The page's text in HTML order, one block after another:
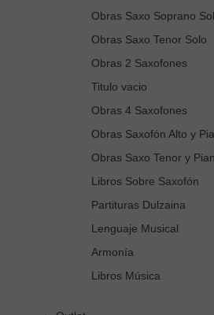
Obras Saxo Soprano
Obras Saxo Tenor Solo
Obras 2 Saxofones
Titulo vacio
Obras 4 Saxofones
Obras Saxofón Alto y
Obras Saxo Tenor y
Libros Sobre Saxofón
Partituras Dulzaina
Lenguaje Musical
Armonía
Libros Música